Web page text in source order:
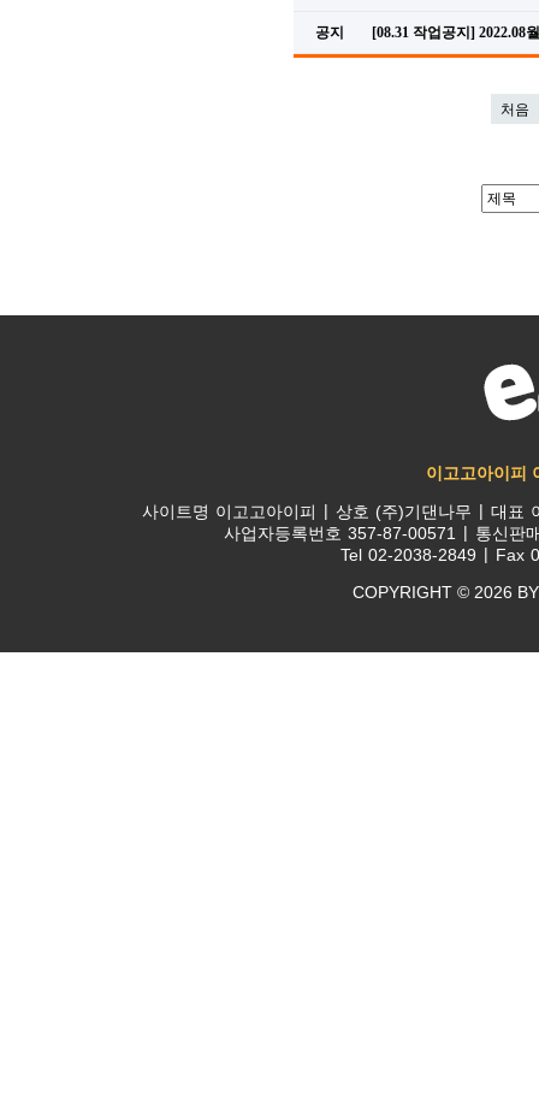
공지 [08.31 작업공지] 2022.08
처음
이고고아이피
사이트명 이고고아이피 상호 (주)기댄나무 대표
사업자등록번호 357-87-00571
통신판
Tel 02-2038-2849 Fax
COPYRIGHT © 2026